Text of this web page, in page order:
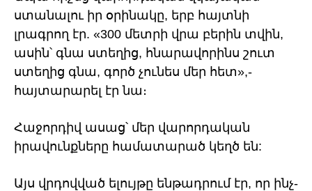
ստանալու իր օրինակը, երբ հայտնի
լրագրող էր. «300 մետրի վրա բերին տվին,
ասին՝ գնա ստեղից, հնարավորինս շուտ
ստեղից գնա, գործ չունես մեր հետ»,-
հայտարարել էր նա։
Հաջորդիվ ասաց՝ մեր վարորդական
իրավունքները համատարած կեղծ են:
Այս վրդովված ելույթը ենթադրում էր, որ ինչ-